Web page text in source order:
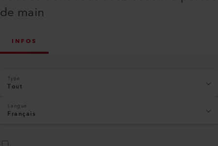
de main
INFOS
Type
Tout
Langue
Français